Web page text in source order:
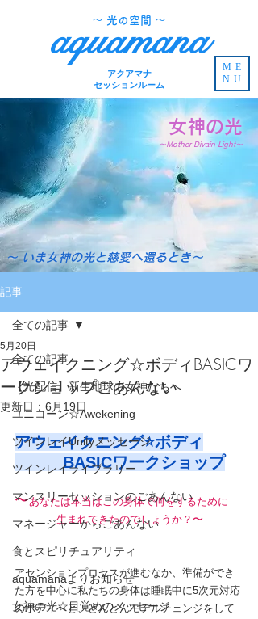
aquamana
​～ 光の空間 ～
アクアマナ
セッションルーム
ME
NU
～Mother Divain Light～
女神の光
～ いま女神の光と慈愛へ還るとき～
記事
全ての記事
【光配信】新生地球の女神たちへ
ユニコーン☆Awekening
ツインレイUnityメッセージ
ツインレイライブラリー
マンスリーセッションのごあんない
マネージャーからごあんない
食とスピリチュアリティ
aquamanaよりお知らせ
女神の光☆目覚めのメッセージ
全ての記事
アウェイクニング☆ボディBASICワ
ークショップごあんない
5月20日
更新日： 6月19日
アウェイクニング⭐️ボディ
BASICワークショップ
〜あなたは本当はこの身体で何をするために
生まれてきたのでしょうか？〜
アセンションプロセスが進むなか、準備ができ
た方を中心に私たちの身体は睡眠中に5次元対応
のボディへと、どんどんモデルチェンジをして